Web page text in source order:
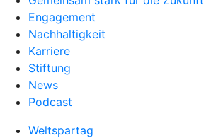
Engagement
Nachhaltigkeit
Karriere
Stiftung
News
Podcast
Weltspartag